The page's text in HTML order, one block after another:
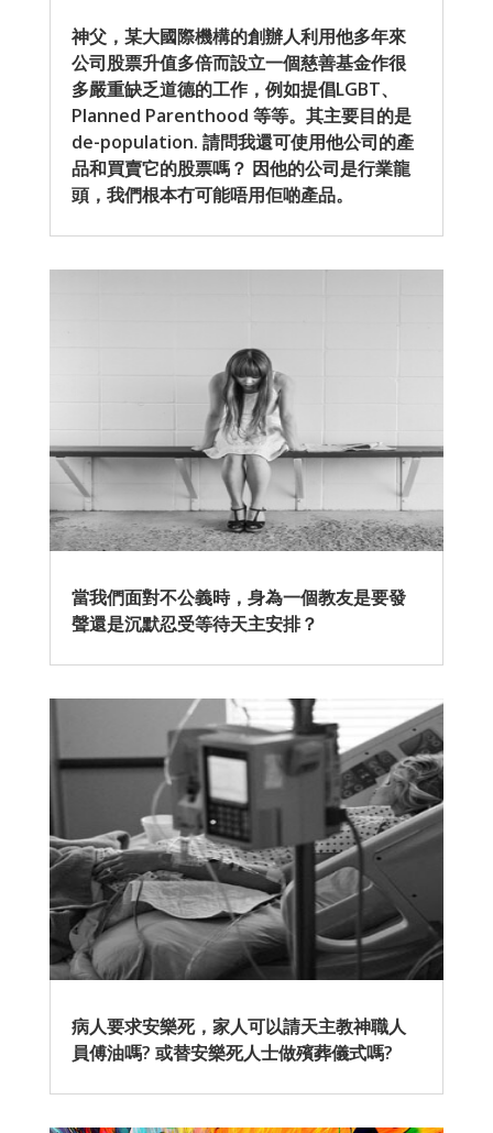
神父，某大國際機構的創辦人利用他多年來
公司股票升值多倍而設立一個慈善基金作很
多嚴重缺乏道德的工作，例如提倡LGBT、
Planned Parenthood 等等。其主要目的是
de-population. 請問我還可使用他公司的產
品和買賣它的股票嗎？ 因他的公司是行業龍
頭，我們根本冇可能唔用佢啲產品。
當我們面對不公義時，身為一個教友是要發
聲還是沉默忍受等待天主安排？
病人要求安樂死，家人可以請天主教神職人
員傅油嗎? 或替安樂死人士做殯葬儀式嗎?